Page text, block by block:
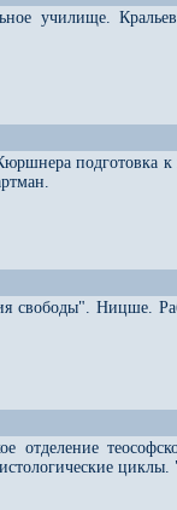
училище.
подготовка к
свободы". Ницше.
циклы.